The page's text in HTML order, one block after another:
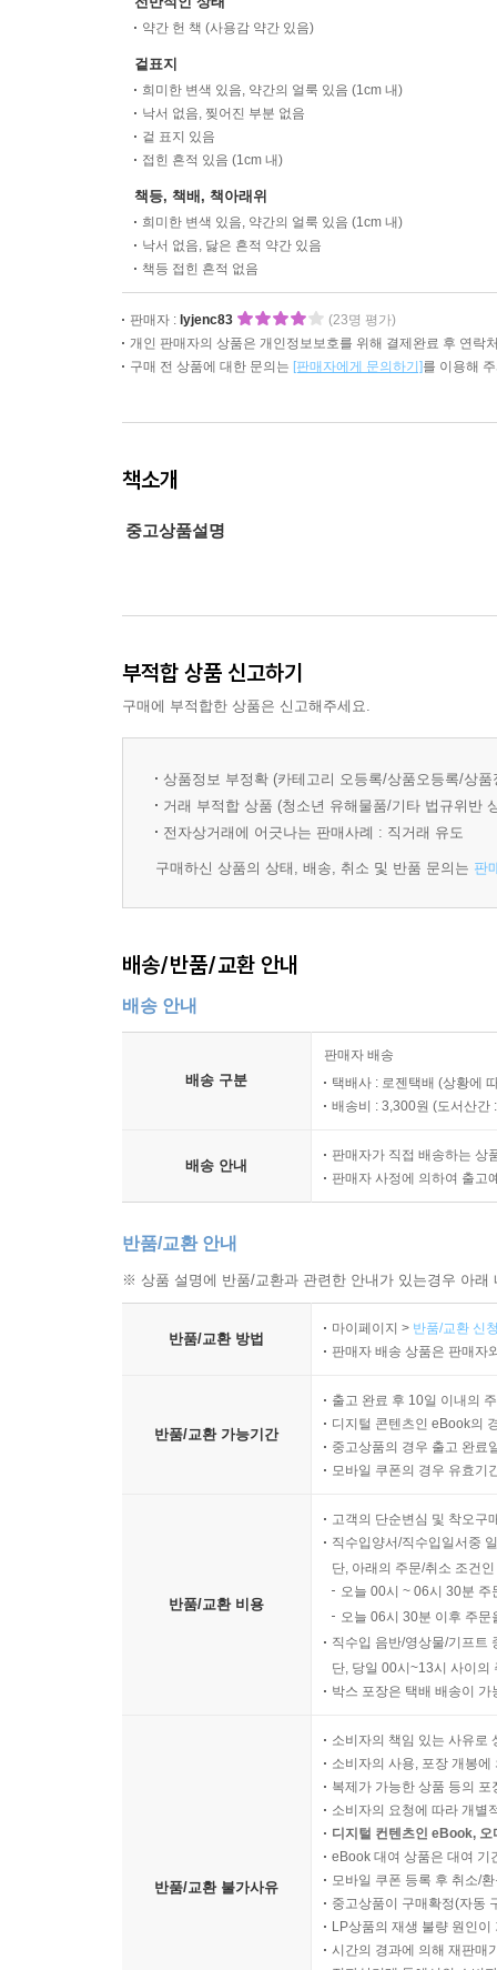
약간 헌 책 (사용감 약간 있음)
겉표지
희미한 변색 있음, 약간의 얼룩 있음 (1cm 내)
낙서 없음, 찢어진 부분 없음
겉 표지 있음
접힌 흔적 있음 (1cm 내)
책등, 책배, 책아래위
희미한 변색 있음, 약간의 얼룩 있음 (1cm 내)
낙서 없음, 닳은 흔적 약간 있음
책등 접힌 흔적 없음
판매자 : lyjenc83
(23명 평가)
개인 판매자의 상품은 개인정보보호를 위해 결제완료 후 연락
구매 전 상품에 대한 문의는 [판매자에게 문의하기]를 이용해
책소개
중고상품설명
부적합 상품 신고하기
구매에 부적합한 상품은 신고해주세요.
상품정보 부정확 (카테고리 오등록/상품오등록/상
거래 부적합 상품 (청소년 유해물품/기타 법규위반
전자상거래에 어긋나는 판매사례 : 직거래 유도
구매하신 상품의 상태, 배송, 취소 및 반품 문의는 판
배송/반품/교환 안내
배송 안내
배송 구분
판매자 배송
택배사 : 로젠택배 (상황에
배송비 : 3,300원 (도서산간
배송 안내
판매자가 직접 배송하는 상
판매자 사정에 의하여 출고
반품/교환 안내
※ 상품 설명에 반품/교환과 관련한 안내가 있는경우 아
반품/교환 방법
마이페이지 > 반품/교환 신
판매자 배송 상품은 판매자
반품/교환 가능기간
출고 완료 후 10일 이내의
디지털 콘텐츠인 eBook의
중고상품의 경우 출고 완료
모바일 쿠폰의 경우 유효기
반품/교환 비용
고객의 단순변심 및 착오구
직수입양서/직수입일서중
단, 아래의 주문/취소 조건
오늘 00시 ~ 06시 30분
오늘 06시 30분 이후 주
직수입 음반/영상물/기프트
단, 당일 00시~13시 사이의
박스 포장은 택배 배송이
반품/교환 불가사유
소비자의 책임 있는 사유로
소비자의 사용, 포장 개봉
복제가 가능한 상품 등의
소비자의 요청에 따라 개별
디지털 컨텐츠인 eBook,
eBook 대여 상품은 대여 기
모바일 쿠폰 등록 후 취소/
중고상품이 구매확정(자동
LP상품의 재생 불량 원인
시간의 경과에 의해 재판매